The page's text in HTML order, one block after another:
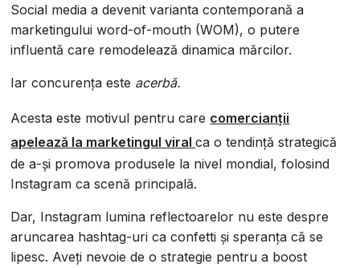
Social media a devenit varianta contemporană a
marketingului word-of-mouth (WOM), o putere
influentă care remodelează dinamica mărcilor.
Iar concurența este acerbă.
Acesta este motivul pentru care comercianții
apelează la marketingul viralca o tendință strategică
de a-și promova produsele la nivel mondial, folosind
Instagram ca scenă principală.
Dar, Instagram lumina reflectoarelor nu este despre
aruncarea hashtag-uri ca confetti și speranța că se
lipesc. Aveți nevoie de o strategie pentru a boost